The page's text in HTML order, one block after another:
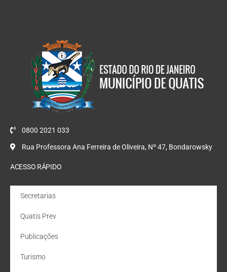
0800 2021 033
Rua Professora Ana Ferreira de Oliveira, Nº 47, Bondarowsky
ACESSO RÁPIDO
Secretarias
Quatis Prev
Publicações
Turismo